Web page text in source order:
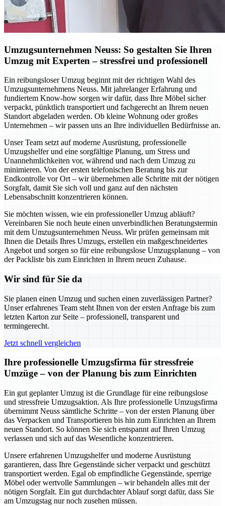
Umzugsunternehmen Neuss: So gestalten Sie Ihren
Umzug mit Experten – stressfrei und professionell
Ein reibungsloser Umzug beginnt mit der richtigen Wahl des
Umzugsunternehmens Neuss. Mit jahrelanger Erfahrung und
fundiertem Know-how sorgen wir dafür, dass Ihre Möbel sicher
verpackt, pünktlich transportiert und fachgerecht an Ihrem neuen
Standort abgeladen werden. Ob kleine Wohnung oder großes
Unternehmen – wir passen uns an Ihre individuellen Bedürfnisse an.
Unser Team setzt auf moderne Ausrüstung, professionelle
Umzugshelfer und eine sorgfältige Planung, um Stress und
Unannehmlichkeiten vor, während und nach dem Umzug zu
minimieren. Von der ersten telefonischen Beratung bis zur
Endkontrolle vor Ort – wir übernehmen alle Schritte mit der nötigen
Sorgfalt, damit Sie sich voll und ganz auf den nächsten
Lebensabschnitt konzentrieren können.
Sie möchten wissen, wie ein professioneller Umzug abläuft?
Vereinbaren Sie noch heute einen unverbindlichen Beratungstermin
mit dem Umzugsunternehmen Neuss. Wir prüfen gemeinsam mit
Ihnen die Details Ihres Umzugs, erstellen ein maßgeschneidertes
Angebot und sorgen so für eine reibungslose Umzugsplanung – von
der Packliste bis zum Einrichten in Ihrem neuen Zuhause.
Wir sind für Sie da
Sie planen einen Umzug und suchen einen zuverlässigen Partner?
Unser erfahrenes Team steht Ihnen von der ersten Anfrage bis zum
letzten Karton zur Seite – professionell, transparent und
termingerecht.
Jetzt schnell vergleichen
Ihre professionelle Umzugsfirma für stressfreie
Umzüge – von der Planung bis zum Einrichten
Ein gut geplanter Umzug ist die Grundlage für eine reibungslose
und stressfreie Umzugsaktion. Als Ihre professionelle Umzugsfirma
übernimmt Neuss sämtliche Schritte – von der ersten Planung über
das Verpacken und Transportieren bis hin zum Einrichten an Ihrem
neuen Standort. So können Sie sich entspannt auf Ihren Umzug
verlassen und sich auf das Wesentliche konzentrieren.
Unsere erfahrenen Umzugshelfer und moderne Ausrüstung
garantieren, dass Ihre Gegenstände sicher verpackt und geschützt
transportiert werden. Egal ob empfindliche Gegenstände, sperrige
Möbel oder wertvolle Sammlungen – wir behandeln alles mit der
nötigen Sorgfalt. Ein gut durchdachter Ablauf sorgt dafür, dass Sie
am Umzugstag nur noch zusehen müssen.